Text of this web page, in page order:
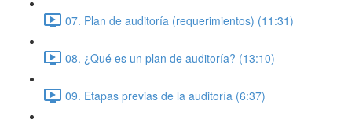
07. Plan de auditoría (requerimientos) (11:31)
08. ¿Qué es un plan de auditoría? (13:10)
09. Etapas previas de la auditoría (6:37)